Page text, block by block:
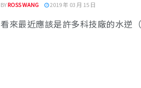
BYROSS WANG 2019 年 03 月 15 日
看來最近應該是許多科技廠的水逆